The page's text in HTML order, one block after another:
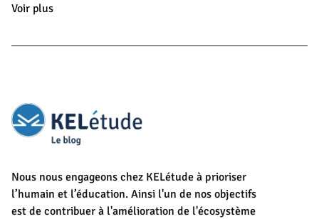
Voir plus
Nous nous engageons chez KELétude à prioriser
l’humain et l’éducation. Ainsi l'un de nos objectifs
est de contribuer à l'amélioration de l'écosystème